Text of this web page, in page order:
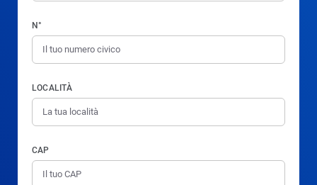
N°
LOCALITÀ
CAP